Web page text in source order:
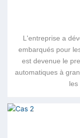
L'entreprise a
embarqués pour
est devenue le
automatiques à
les